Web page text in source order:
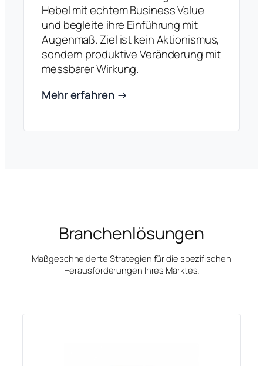
Hebel mit echtem Business Value
und begleite ihre Einführung mit
Augenmaß. Ziel ist kein Aktionismus,
sondern produktive Veränderung mit
messbarer Wirkung.
Mehr erfahren →
Branchenlösungen
Maßgeschneiderte Strategien für die spezifischen
Herausforderungen Ihres Marktes.